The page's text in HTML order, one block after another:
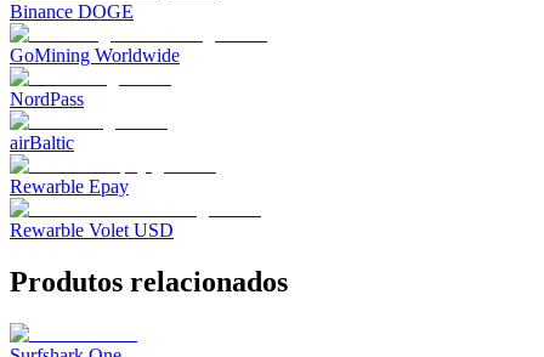
Binance DOGE
GoMining Worldwide
NordPass
airBaltic
Rewarble Epay
Rewarble Volet USD
Produtos relacionados